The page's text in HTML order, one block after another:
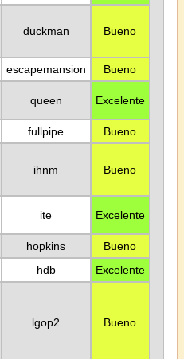
duckman Bueno
escapemansion
Bueno
queen Excelente
fullpipe
Bueno
ihnm Bueno
ite Excelente
hopkins
Bueno
hdb
Excelente
lgop2 Bueno